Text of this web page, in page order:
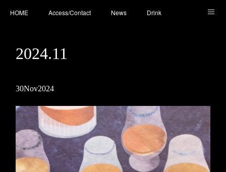
HOME Access/Contact News Drink
You Tube
2024.11
30Nov2024